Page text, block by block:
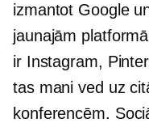
izmantot Google
jaunajām
ir Instagram,
tas mani ved uz
konferencēm.